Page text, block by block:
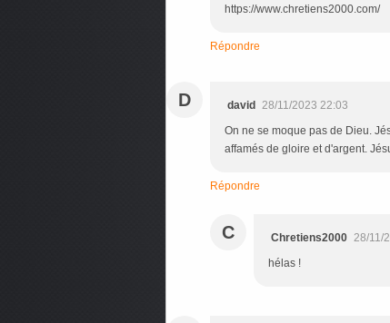
https://www.chretiens2000.com/
Répondre
D david
28/11/2023 22:03
On ne se moque pas de Dieu.
affamés de gloire et d'argent.
Répondre
C Chretiens2000 28/11/
hélas !